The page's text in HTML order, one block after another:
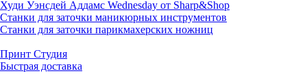
Худи Уэнсдей Аддамс Wednesday от Sharp&Shop
Станки для заточки маникюрных инструментов
Станки для заточки парикмахерских ножниц
Принт Студия
Быстрая доставка